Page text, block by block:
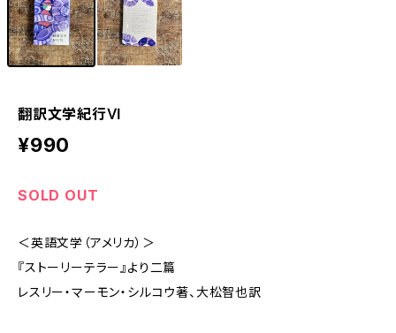
翻訳文学紀行Ⅵ
¥990
SOLD OUT
＜英語文学（アメリカ）＞
『ストーリーテラー』より二篇
レスリー・マーモン・シルコウ著、大松智也訳